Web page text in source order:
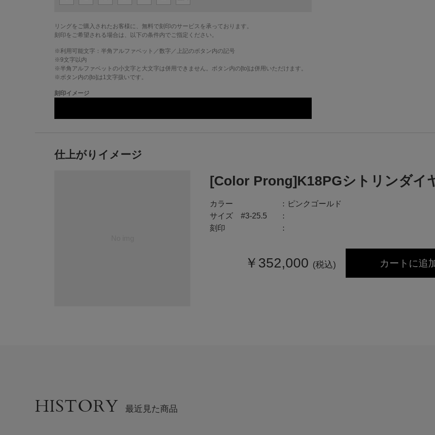
リングをご購入されたお客様に、無料で刻印のサービスを承っております。
刻印をご希望される場合は、以下の条件内でご指定ください。
※利用可能文字： 半角アルファベット／数字／上記のボタン内の記号
※9文字以内
※半角アルファベットの小文字と大文字は併用できません。ボタン内の[to]は併用いただけます。
※ボタン内の[to]は1文字扱いです。
刻印イメージ
仕上がりイメージ
[Color Prong]K18PGシトリンダイ
カラー
ピンクゴールド
サイズ #3-25.5
刻印
￥ 352,000 (税込) カートに追
HISTORY